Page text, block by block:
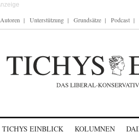
Autoren Unterstützung Grundsätze Podcast
TICHYS EINBLICK KOLUMNEN